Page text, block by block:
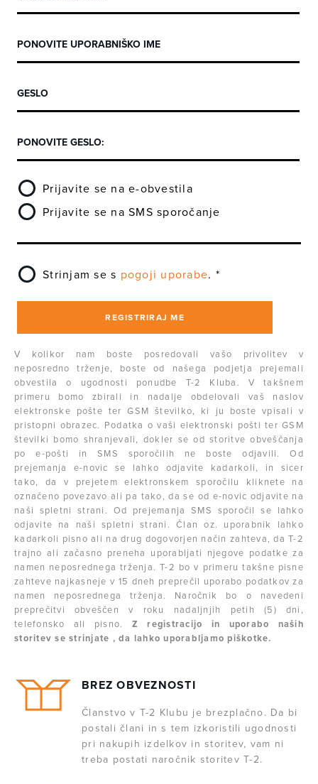
Prijavite se na e-obvestila
Prijavite se na SMS sporočanje
Strinjam se s pogoji uporabe. *
V kolikor nam boste posredovali vašo privolitev v
neposredno trženje, boste od našega podjetja prejemali
obvestila o ugodnosti ponudbe T-2 Kluba. V takšnem
primeru bomo zbirali in nadalje obdelovali vaš naslov
elektronske pošte ter GSM številko, ki ju boste vpisali v
pristopni obrazec. Podatka o vaši elektronski pošti ter GSM
številki bomo shranjevali, dokler se od storitve obveščanja
po e-pošti in SMS sporočilih ne boste odjavili. Od
prejemanja e-novic se lahko odjavite kadarkoli, in sicer
tako, da v prejetem elektronskem sporočilu kliknete na
označeno povezavo ali pa tako, da se od e-novic odjavite na
naši spletni strani. Od prejemanja SMS sporočil se lahko
odjavite na naši spletni strani. Član oz. uporabnik lahko
kadarkoli pisno ali na drug dogovorjen način zahteva, da T-2
trajno ali začasno preneha uporabljati njegove podatke za
namen neposrednega trženja. T-2 bo v primeru takšne pisne
zahteve najkasneje v 15 dneh preprečil uporabo podatkov za
namen neposrednega trženja. Naročnik bo o navedeni
preprečitvi obveščen v roku nadaljnjih petih (5) dni,
telefonsko ali pisno. Z registracijo in uporabo naših
storitev se strinjate , da lahko uporabljamo piškotke.
BREZ OBVEZNOSTI
Članstvo v T-2 Klubu je brezplačno. Da bi
postali člani in s tem izkoristili ugodnosti
pri nakupih izdelkov in storitev, vam ni
treba postati naročnik storitev T-2.